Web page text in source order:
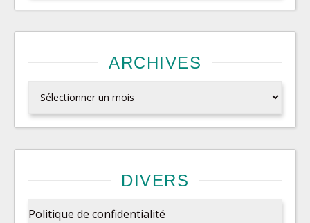
ARCHIVES
DIVERS
Politique de confidentialité